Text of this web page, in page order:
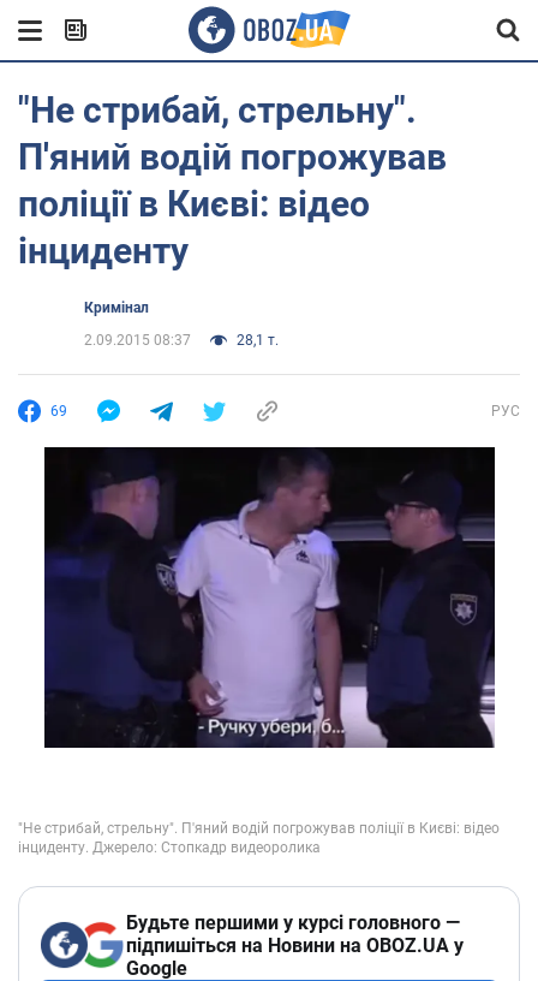
"Не стрибай, стрельну".
П'яний водій погрожував
поліції в Києві: відео
інциденту
Кримінал
2.09.2015 08:37
28,1 т.
69 РУС
Будьте першими у курсі головного —
підпишіться на Новини на OBOZ.UA у
Google